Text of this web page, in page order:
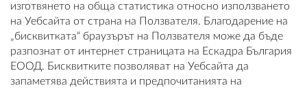
изготвянето на обща статистика относно използването
на Уебсайта от страна на Ползвателя. Благодарение на
„бисквитката“ браузърът на Ползвателя може да бъде
разпознат от интернет страницата на Ескадра България
ЕООД. Бисквитките позволяват на Уебсайта да
запаметява действията и предпочитанията на